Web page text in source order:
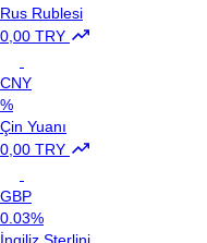
Rus Rublesi
0,00 TRY
CNY
%
Çin Yuanı
0,00 TRY
GBP
0.03%